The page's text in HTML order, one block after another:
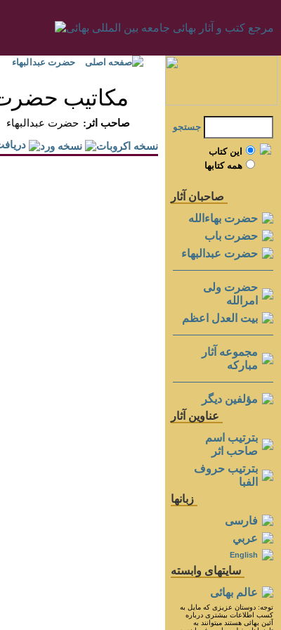
صفحه اصلی حضرت عبدالبهاء
مكاتيب حضرت
حضرت عبدالبهاء
:صاحب اثر
جستجو
اين کتاب
همه کتابها
صاحبان آثار
حضرت بهاءالله
حضرت باب
حضرت عبدالبهاء
حضرت ولی
امرالله
بيت العدل اعظم
مجموعه آثار
مباركه
مؤلفين ديگر
عناوين آثار
بترتيب اسم
صاحب اثر
بترتيب حروف
الفبا
زبانها
فارسی
عربي
English
سايتهای وابسته
عالم بهائی
توجه: دوستان عزيزى كه مايل به
كسب اطلاعات بيشترى درباره
آئين بهائى هستند ميتوانند به